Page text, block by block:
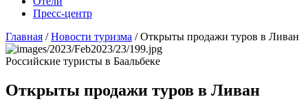
Пресс-центр
Главная /Новости туризма /Открыты продажи туров в Ливан
Российские туристы в Баальбеке
Открыты продажи туров в Ливан